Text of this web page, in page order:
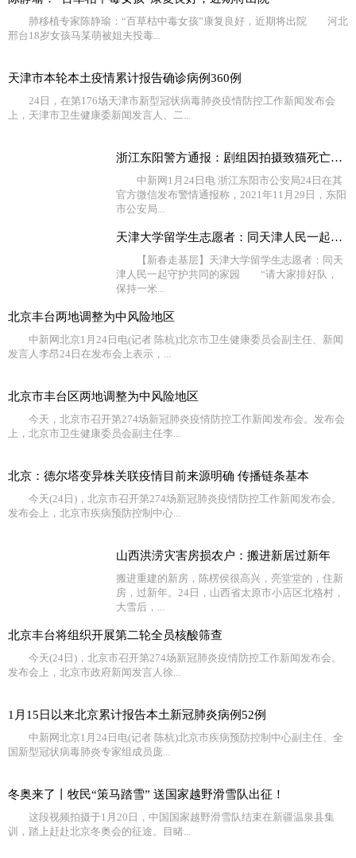
肺移植专家陈静瑜：“百草枯中毒女孩”康复良好，近期将出院 河北
邢台18岁女孩马某萌被姐夫投毒...
天津市本轮本土疫情累计报告确诊病例360例
24日，在第176场天津市新型冠状病毒肺炎疫情防控工作新闻发布会
上，天津市卫生健康委新闻发言人、二...
浙江东阳警方通报：剧组因拍摄致猫死亡等事实不成立
中新网1月24日电 浙江东阳市公安局24日在其
官方微信发布警情通报称，2021年11月29日，东阳
市公安局...
天津大学留学生志愿者：同天津人民一起守护共同的家园
【新春走基层】天津大学留学生志愿者：同天
津人民一起守护共同的家园 “请大家排好队，
保持一米...
北京丰台两地调整为中风险地区
中新网北京1月24日电(记者 陈杭)北京市卫生健康委员会副主任、新闻
发言人李昂24日在发布会上表示，...
北京市丰台区两地调整为中风险地区
今天，北京市召开第274场新冠肺炎疫情防控工作新闻发布会。发布会
上，北京市卫生健康委员会副主任李...
北京：德尔塔变异株关联疫情目前来源明确 传播链条基本
今天(24日)，北京市召开第274场新冠肺炎疫情防控工作新闻发布会。
发布会上，北京市疾病预防控制中心...
山西洪涝灾害房损农户：搬进新居过新年
搬进重建的新房，陈楞侯很高兴，亮堂堂的，住新
房，过新年。24日，山西省太原市小店区北格村，
大雪后，...
北京丰台将组织开展第二轮全员核酸筛查
今天(24日)，北京市召开第274场新冠肺炎疫情防控工作新闻发布会。
发布会上，北京市政府新闻发言人徐...
1月15日以来北京累计报告本土新冠肺炎病例52例
中新网北京1月24日电(记者 陈杭)北京市疾病预防控制中心副主任、全
国新型冠状病毒肺炎专家组成员庞...
冬奥来了丨牧民“策马踏雪” 送国家越野滑雪队出征！
这段视频拍摄于1月20日，中国国家越野滑雪队结束在新疆温泉县集
训，踏上赶赴北京冬奥会的征途。目睹...